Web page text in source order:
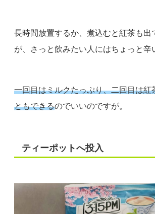
長時間放置するか、煮込むと紅茶も出
が、さっと飲みたい人にはちょっと辛
一回目はミルクたっぷり、二回目は紅
ともできるのでいいのですが。
ティーポットへ投入